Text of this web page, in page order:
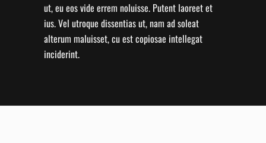
ut, eu eos vide errem noluisse. Putent laoreet et
ius. Vel utroque dissentias ut, nam ad soleat
alterum maluisset, cu est copiosae intellegat
inciderint.